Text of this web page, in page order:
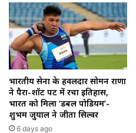
भारतीय सेना के हवलदार सोमन राणा
ने पैरा-शॉट पट में रचा इतिहास,
भारत को मिला ‘डबल पोडियम’-
शुभम जुयाल ने जीता सिल्वर
6 days ago